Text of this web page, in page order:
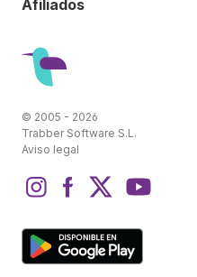
Afiliados
© 2005 - 2026
Trabber Software S.L.
Aviso legal